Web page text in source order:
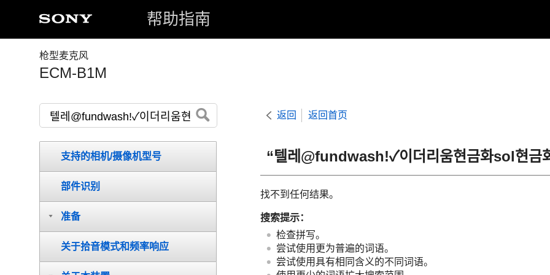
帮助指南
枪型麦克风
ECM-B1M
返回 返回首页
“텔레@fundwashǃ✓이더리움현금화sol현금
找不到任何结果。
搜索提示：
检查拼写。
尝试使用更为普遍的词语。
尝试使用具有相同含义的不同词语。
支持的相机/摄像机型号
部件识别
准备
关于拾音模式和频率响应